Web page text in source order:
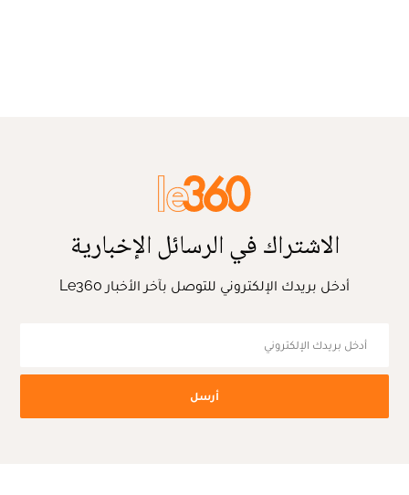
الاشتراك في الرسائل الإخبارية
أدخل بريدك الإلكتروني للتوصل بآخر الأخبار Le360
أرسل